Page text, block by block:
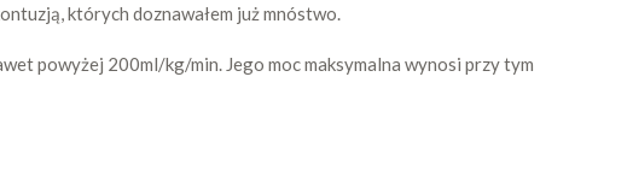
których doznawałem już mnóstwo.
powyżej 200ml/kg/min. Jego moc maksymalna wynosi przy tym